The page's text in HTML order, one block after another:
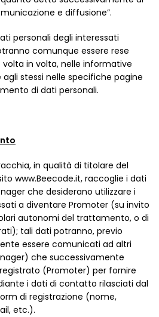
e diffusione”.
personali degli interessati
comunque essere rese
in volta, nelle informative
stessi nelle specifiche pagine
di dati personali.
in qualità di titolare del
www.Beecode.it, raccoglie i dati
che desiderano utilizzare i
a diventare Promoter (su invito
autonomi del trattamento, o di
tali dati potranno, previo
essere comunicati ad altri
che successivamente
(Promoter) per fornire
i dati di contatto rilasciati dal
di registrazione (nome,
etc.).